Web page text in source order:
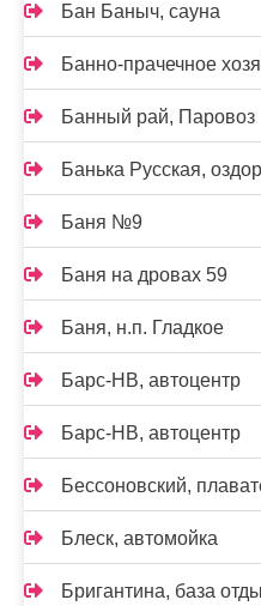
Бан Баныч, сауна
Банно-прачечное
Банный рай, Паровоз
Банька Русская,
Баня №9
Баня на дровах 59
Баня, н.п. Гладкое
Барс-НВ, автоцентр
Барс-НВ, автоцентр
Бессоновский,
Блеск, автомойка
Бригантина, база